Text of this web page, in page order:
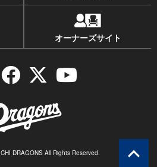
オーナーズサイト
DRAGONS All Rights Reserved.